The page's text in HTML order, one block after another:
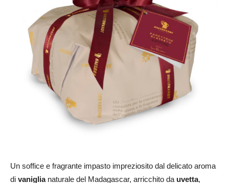
Un soffice e fragrante impasto impreziosito dal delicato aroma
di vaniglianaturale del Madagascar, arricchito da uvetta,